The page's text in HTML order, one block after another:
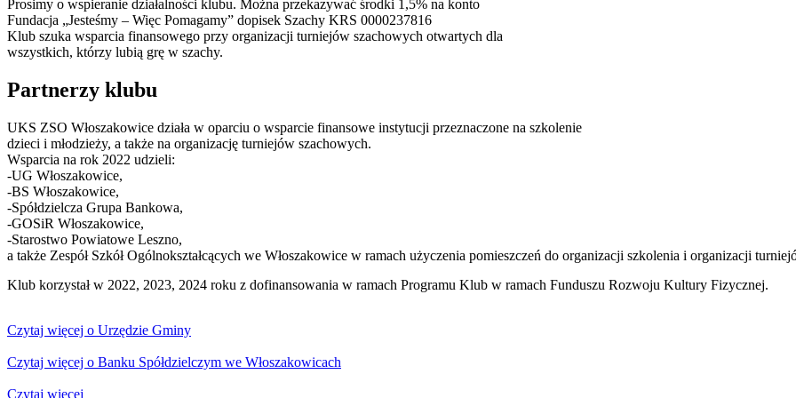
Prosimy o wspieranie działalności klubu. Można przekazywać środki 1,5% na konto
Fundacja „Jesteśmy – Więc Pomagamy” dopisek Szachy KRS 0000237816
Klub szuka wsparcia finansowego przy organizacji turniejów szachowych otwartych dla
wszystkich, którzy lubią grę w szachy.
Partnerzy klubu
UKS ZSO Włoszakowice działa w oparciu o wsparcie finansowe instytucji przeznaczone na szkolenie
dzieci i młodzieży, a także na organizację turniejów szachowych.
Wsparcia na rok 2022 udzieli:
-UG Włoszakowice,
-BS Włoszakowice,
-Spółdzielcza Grupa Bankowa,
-GOSiR Włoszakowice,
-Starostwo Powiatowe Leszno,
a także Zespół Szkół Ogólnokształcących we Włoszakowice w ramach użyczenia pomieszczeń do organizacji szkolenia i organizacji
Klub korzystał w 2022, 2023, 2024 roku z dofinansowania w ramach Programu Klub w ramach Funduszu Rozwoju Kultury Fizycznej.
Czytaj więcej o Urzędzie Gminy
Czytaj więcej o Banku Spółdzielczym we Włoszakowicach
Czytaj więcej